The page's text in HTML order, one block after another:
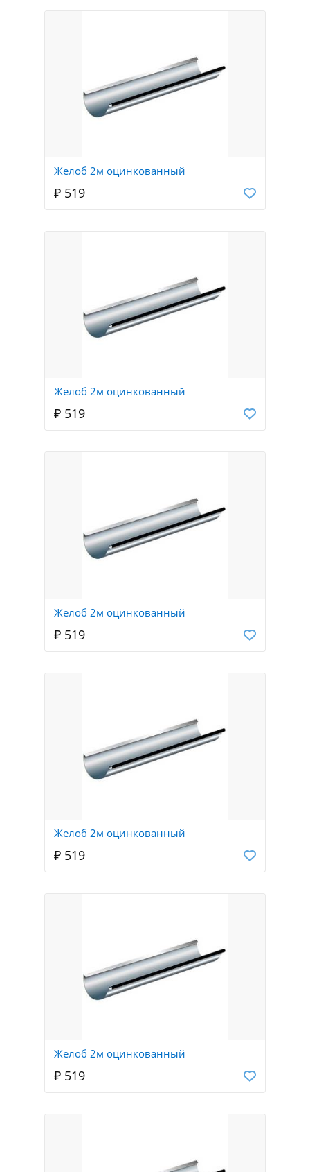
Желоб 2м оцинкованный
₽ 519
Желоб 2м оцинкованный
₽ 519
Желоб 2м оцинкованный
₽ 519
Желоб 2м оцинкованный
₽ 519
Желоб 2м оцинкованный
₽ 519